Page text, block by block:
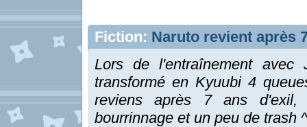
Fiction: Naruto revient après
Lors de l'entraînement avec
transformé en Kyuubi 4
reviens après 7 ans d'exil,
bourrinnage et un peu de trash